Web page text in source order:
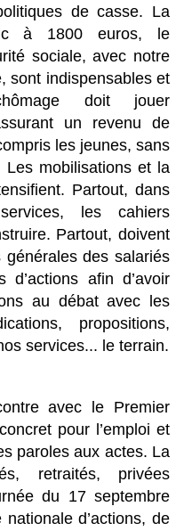
de casse. La
à 1800 euros, le
sociale, avec notre
sont indispensables et
doit jouer
un revenu de
les jeunes, sans
Les mobilisations et la
Partout, dans
les cahiers
Partout, doivent
générales des salariés
d’actions afin d’avoir
au débat avec les
propositions,
services... le terrain.
avec le Premier
pour l’emploi et
paroles aux actes. La
retraités, privées
du 17 septembre
d’actions, de